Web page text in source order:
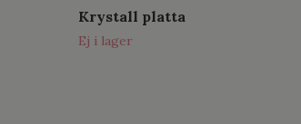
Krystall platta
Ej i lager